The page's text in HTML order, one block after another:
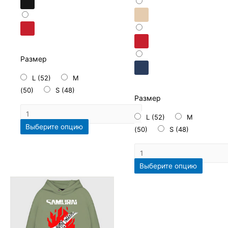
Размер
L (52)
M
(50)
S (48)
Выберите опцию
Размер
L (52)
M
(50)
S (48)
Выберите опцию